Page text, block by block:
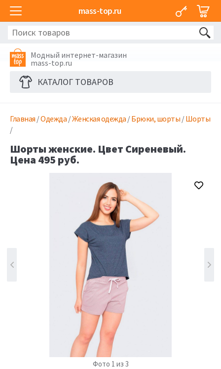
mass-top.ru
Модный интернет-магазин
mass-top.ru
КАТАЛОГ ТОВАРОВ
Главная /Одежда /Женская одежда /Брюки, шорты /Шорты
/
Шорты женские. Цвет Сиреневый.
Цена 495 руб.
Фото 1 из 3